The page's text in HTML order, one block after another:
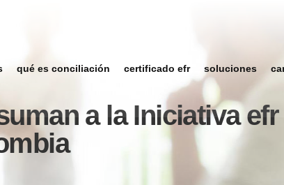
qué es conciliación certificado efr soluciones
a la Iniciativa efr